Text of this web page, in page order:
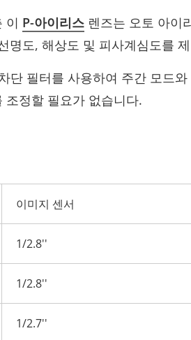
이 P-아이리스 렌즈는 오토 아이
명도, 해상도 및 피사계심도를
단 필터를 사용하여 주간 모드
조정할 필요가 없습니다.
이미지 센서
1/2.8''
1/2.8''
1/2.7''